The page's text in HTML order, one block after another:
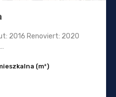
2016 Renoviert: 2020
(m²)